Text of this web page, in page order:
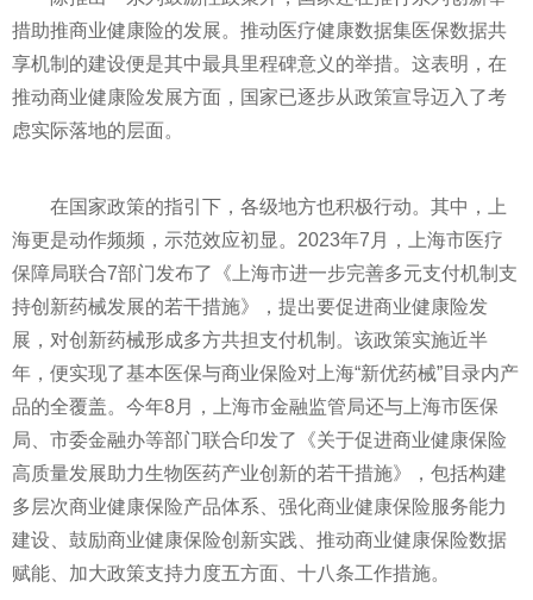
措助推商业健康险的发展。推动医疗健康数据集医保数据共
享机制的建设便是其中最具里程碑意义的举措。这表明，在
推动商业健康险发展方面，国家已逐步从政策宣导迈入了考
虑实际落地的层面。
在国家政策的指引下，各级地方也积极行动。其中，上
海更是动作频频，示范效应初显。2023年7月，上海市医疗
保障局联合7部门发布了《上海市进一步完善多元支付机制支
持创新药械发展的若干措施》，提出要促进商业健康险发
展，对创新药械形成多方共担支付机制。该政策实施近半
年，便实现了基本医保与商业保险对上海“新优药械”目录内产
品的全覆盖。今年8月，上海市金融监管局还与上海市医保
局、市委金融办等部门联合印发了《关于促进商业健康保险
高质量发展助力生物医药产业创新的若干措施》，包括构建
多层次商业健康保险产品体系、强化商业健康保险服务能力
建设、鼓励商业健康保险创新实践、推动商业健康保险数据
赋能、加大政策支持力度五方面、十八条工作措施。